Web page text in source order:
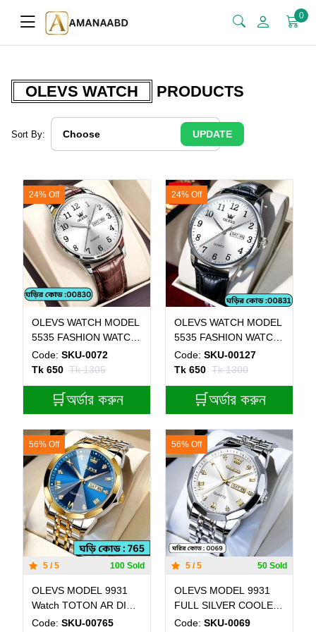
0
OLEVS WATCH PRODUCTS
Sort By: UPDATE
24% Off
OLEVS WATCH MODEL
5535 FASHION WATCH
CODE 830 FOR MEN
BELT BROWN DIAL
SUDU DATE WATCH-
Code: SKU-0072
Tk 650 Tk 1305
🛒অর্ডার করুন
24% Off
OLEVS WATCH MODEL
5535 FASHION WATCH
FOR MEN CODE - 831
BELT BLACK DIAL
WATCH SUDU DATE
Code: SKU-00127
Tk 650 Tk 1300
🛒অর্ডার করুন
56% Off
5 / 5 100 Sold
OLEVS MODEL 9931
Watch TOTON AR DIAL
BLUE ROUND GOLDEN
Code: SKU-00765
56% Off
5 / 5 50 Sold
OLEVS MODEL 9931
FULL SILVER COOLER
WATCH- MAN WATCH -
Code: SKU-0069